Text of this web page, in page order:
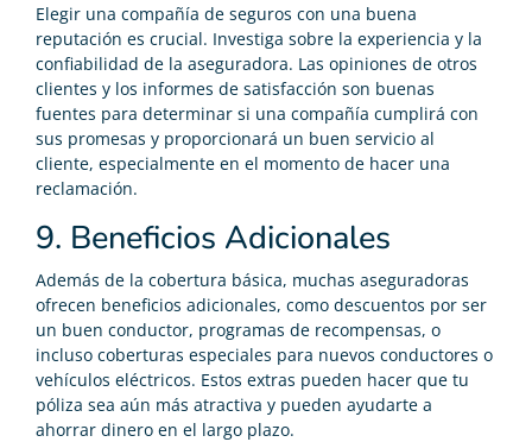
Elegir una compañía de seguros con una buena
reputación es crucial. Investiga sobre la experiencia y la
confiabilidad de la aseguradora. Las opiniones de otros
clientes y los informes de satisfacción son buenas
fuentes para determinar si una compañía cumplirá con
sus promesas y proporcionará un buen servicio al
cliente, especialmente en el momento de hacer una
reclamación.
9. Beneficios Adicionales
Además de la cobertura básica, muchas aseguradoras
ofrecen beneficios adicionales, como descuentos por ser
un buen conductor, programas de recompensas, o
incluso coberturas especiales para nuevos conductores o
vehículos eléctricos. Estos extras pueden hacer que tu
póliza sea aún más atractiva y pueden ayudarte a
ahorrar dinero en el largo plazo.